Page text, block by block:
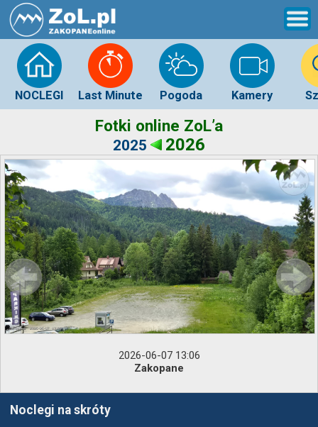
NOCLEGI Last Minute Pogoda Kamery
Fotki online ZoL’a
2025 2026
2026-06-07 13:06
Zakopane
Noclegi na skróty